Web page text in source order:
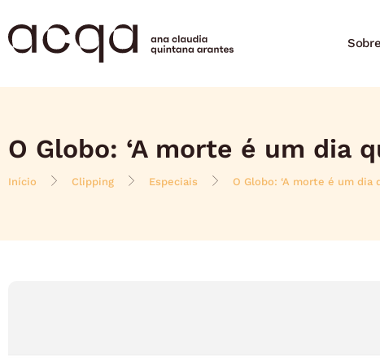
O Globo: ‘A morte é um dia
Início Clipping Especiais O Globo: ‘A morte é um dia